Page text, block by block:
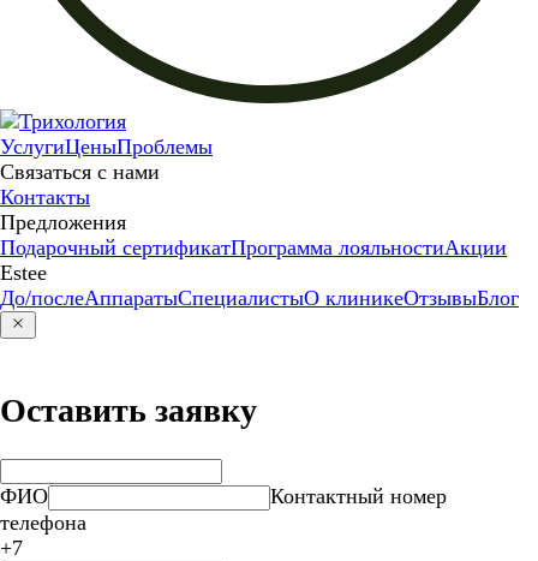
УслугиЦеныПроблемы
Связаться с нами
Контакты
Предложения
Подарочный сертификатПрограмма лояльностиАкции
Estee
До/послеАппаратыСпециалистыО клиникеОтзывыБлог
Оставить заявку
ФИО
Контактный номер
телефона
+7